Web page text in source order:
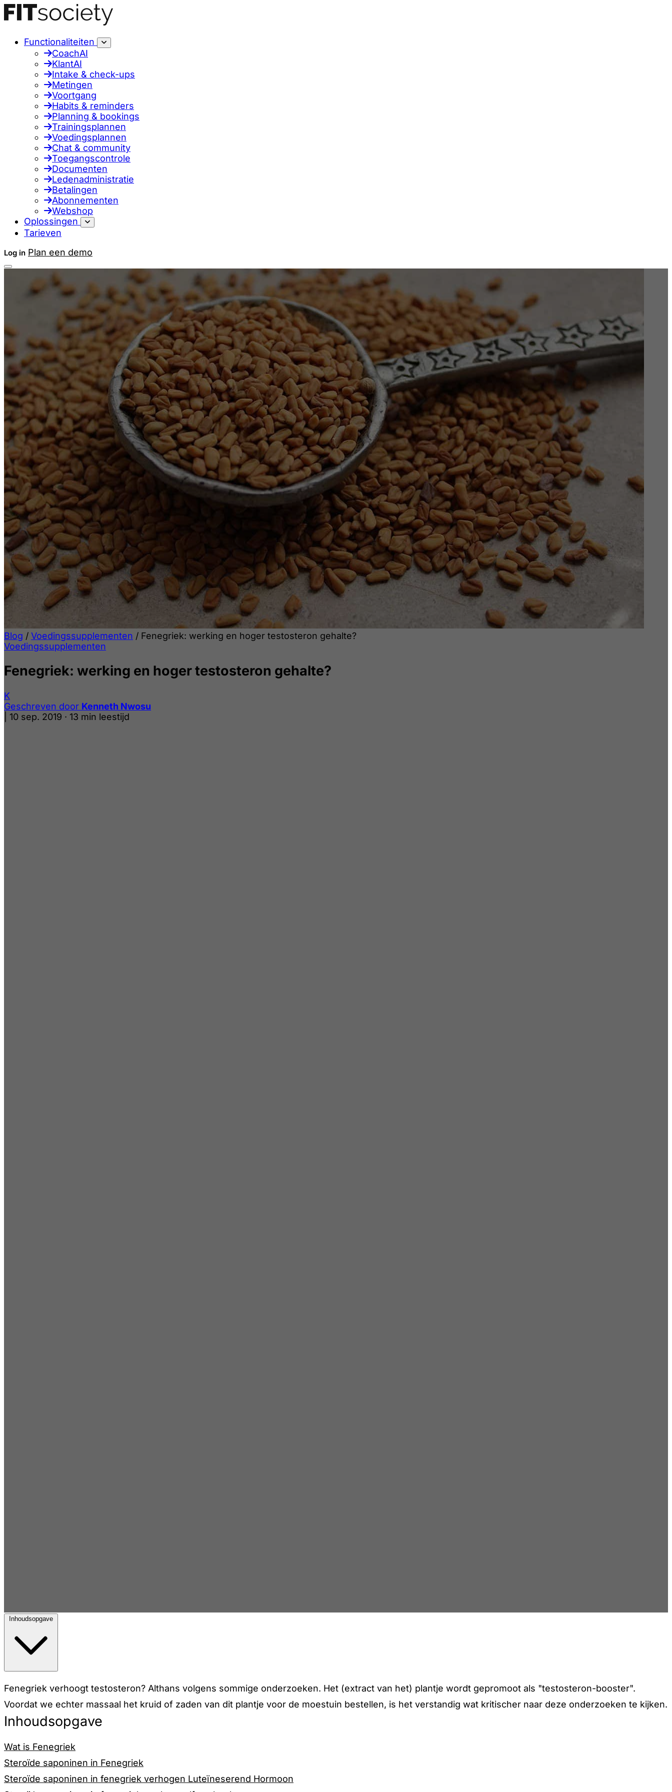
Functionaliteiten
CoachAI
KlantAI
Intake & check-ups
Metingen
Voortgang
Habits & reminders
Planning & bookings
Trainingsplannen
Voedingsplannen
Chat & community
Toegangscontrole
Documenten
Ledenadministratie
Betalingen
Abonnementen
Webshop
Oplossingen
Tarieven
Log in Plan een demo
Blog / Voedingssupplementen / Fenegriek: werking en hoger testosteron gehalte?
Voedingssupplementen
Fenegriek: werking en hoger testosteron gehalte?
K
Geschreven door Kenneth Nwosu
10 sep. 2019 · 13 min leestijd
Inhoudsopgave
Fenegriek verhoogt testosteron? Althans volgens sommige onderzoeken. Het (extract van het) plantje wordt gepromoot als "testosteron-booster".
Voordat we echter massaal het kruid of zaden van dit plantje voor de moestuin bestellen, is het verstandig wat kritischer naar deze onderzoeken te kijken.
Inhoudsopgave
Wat is Fenegriek
Steroïde saponinen in Fenegriek
Steroïde saponinen in fenegriek verhogen Luteïneserend Hormoon